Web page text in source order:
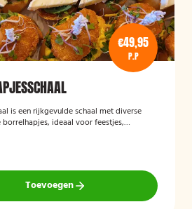
€49,95
P.P
l is een rijkgevulde schaal met diverse
ideaal voor feestjes,
vegetarische lekkernijen die direct
geschikt zijn voor gasten die bewust of
Toevoegen